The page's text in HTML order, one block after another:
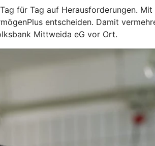
für Tag auf Herausforderungen.
entscheiden. Damit
Mittweida eG vor Ort.